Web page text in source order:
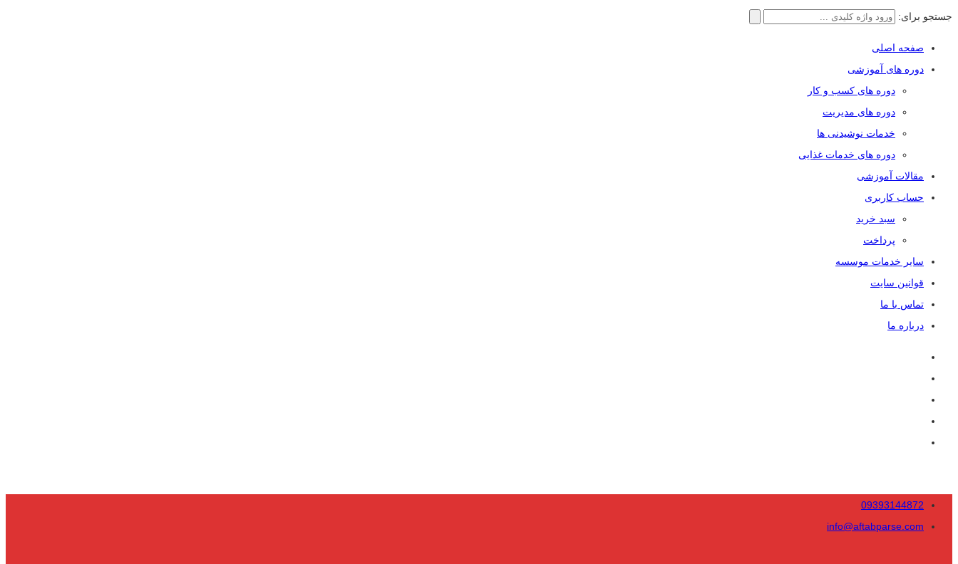
جستجو برای:
صفحه اصلی
دوره های آموزشی
دوره های کسب و کار
دوره های مدیریت
خدمات نوشیدنی ها
دوره های خدمات غذایی
مقالات آموزشی
حساب کاربری
سبد خرید
پرداخت
سایر خدمات موسسه
قوانین سایت
تماس با ما
درباره ما
09393144872
info@aftabparse.com